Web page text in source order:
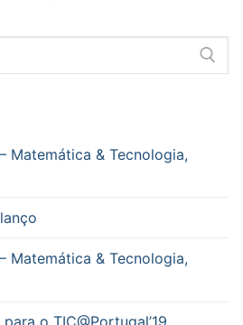
Matemática & Tecnologia,
Matemática & Tecnologia,